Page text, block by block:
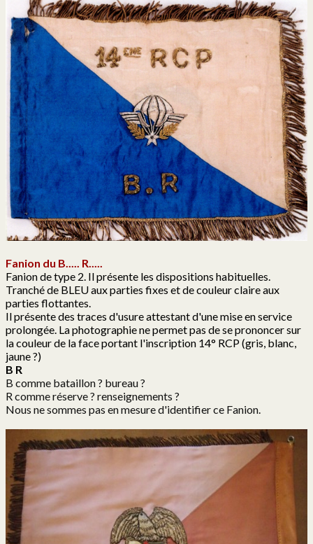
Fanion du B..... R.....
Fanion de type 2. Il présente les dispositions habituelles.
Tranché de BLEU aux parties fixes et de couleur claire aux
parties flottantes.
Il présente des traces d'usure attestant d'une mise en service
prolongée. La photographie ne permet pas de se prononcer sur
la couleur de la face portant l'inscription 14° RCP (gris, blanc,
jaune ?)
B R
B comme bataillon ? bureau ?
R comme réserve ? renseignements ?
Nous ne sommes pas en mesure d'identifier ce Fanion.